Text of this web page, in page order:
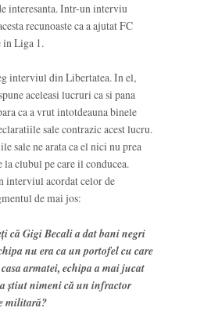
interesanta. Intr-un interviu
recunoaste ca a ajutat FC
in Liga 1.
interviul din Libertatea. In el,
aceleasi lucruri ca si pana
ca a vrut intotdeauna binele
sale contrazic acest lucru.
sale ne arata ca el nici nu prea
la clubul pe care il conducea.
interviul acordat celor de
de mai jos:
că Gigi Becali a dat bani negri
nu era ca un portofel cu care
armatei, echipa a mai jucat
știut nimeni că un infractor
militară?